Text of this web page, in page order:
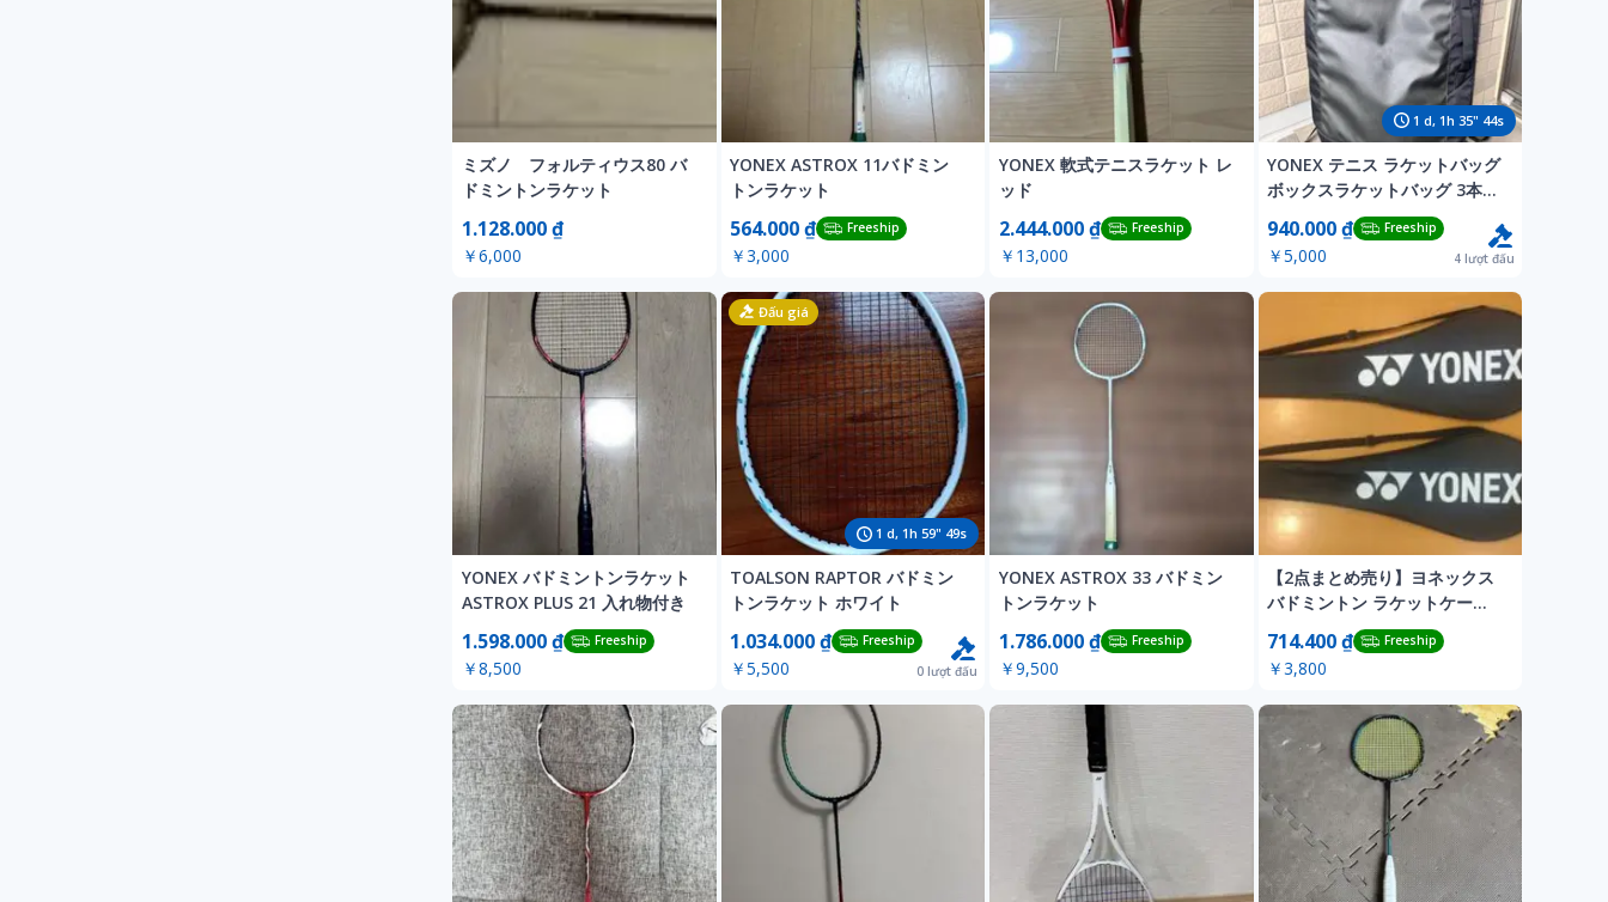
ミズノ フォルティウス80 バ
ドミントンラケット
1.128.000 ₫
￥6,000
YONEX ASTROX 11バドミン
トンラケット
564.000 ₫ Freeship
￥3,000
YONEX 軟式テニスラケット レ
ッド
2.444.000 ₫ Freeship
￥13,000
1 d, 1h 35" 42s
YONEX テニス ラケットバッグ
ボックスラケットバッグ 3本用
940.000 ₫ Freeship
￥5,000 4 lượt đấu
YONEX バドミントンラケット
ASTROX PLUS 21 入れ物付き
1.598.000 ₫ Freeship
￥8,500
1 d, 1h 59" 47s
Đấu giá
TOALSON RAPTOR バドミン
トンラケット ホワイト
1.034.000 ₫ Freeship
￥5,500 0 lượt đấu
YONEX ASTROX 33 バドミン
トンラケット
1.786.000 ₫ Freeship
￥9,500
​【2点まとめ売り】ヨネックス
バドミントン ラケットケース
714.400 ₫ Freeship
￥3,800